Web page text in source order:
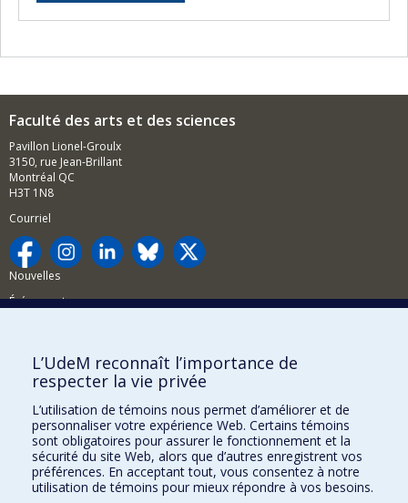
Faculté des arts et des sciences
Pavillon Lionel-Groulx
3150, rue Jean-Brillant
Montréal QC
H3T 1N8
Courriel
Nouvelles
Événements
BESOIN D'AIDE?
Plan du site
Signaler une erreur
Accessibilité
FACULTÉ DES ARTS ET DES SCIENCES
L’UdeM reconnaît l’importance de
respecter la vie privée
L’utilisation de témoins nous permet d’améliorer et de
personnaliser votre expérience Web. Certains témoins
sont obligatoires pour assurer le fonctionnement et la
sécurité du site Web, alors que d’autres enregistrent vos
préférences. En acceptant tout, vous consentez à notre
utilisation de témoins pour mieux répondre à vos besoins.